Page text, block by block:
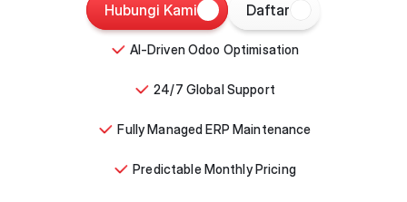
Hubungi Kami
Daftar
AI-Driven Odoo Optimisation
24/7 Global Support
Fully Managed ERP Maintenance
Predictable Monthly Pricing